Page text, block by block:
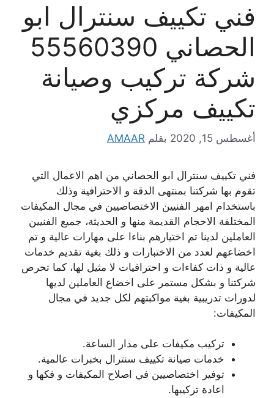
فني تكييف سنترال ابو
الحصاني 55560390
شركة تركيب وصيانة
تكييف مركزي
أغسطس 15, 2020 بقلم AMAAR
فني تكييف سنترال ابو الحصاني من اهم الاعمال التي
تقوم بها شركتنا بمنتهى الدقة و الاحترافية وذلك
باستخدام امهر الفنيين الاختصاصيين في مجال المكيفات
المختلفة الاحجام القديمة منها و الحديثة، جميع الفنيين
العاملين لدينا تم اختيارهم بناءا على مهارات عالية و تم
اخضاعهم لعدد من الاختبارات و ذلك بغية تقديم خدمات
عالية و ذات كفاءات و احترافيات لا مثيل لها، كما تحرص
شركتنا و بشكل مستمر على اخضاع العاملين لديها
لدورات تدريبية بغية مواكبتهم لكل جديد في مجال
المكيفات:
تركيب مكيفات على مدار الساعة.
خدمات صيانة تكييف سنترال بخبرات عالمية.
توفير اختصاصيين في اصلاح المكيفات و فكها و
اعادة تركيبها.